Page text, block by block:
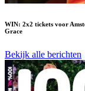
WIN: 2x2 tickets voor
Grace
Bekijk alle berichten